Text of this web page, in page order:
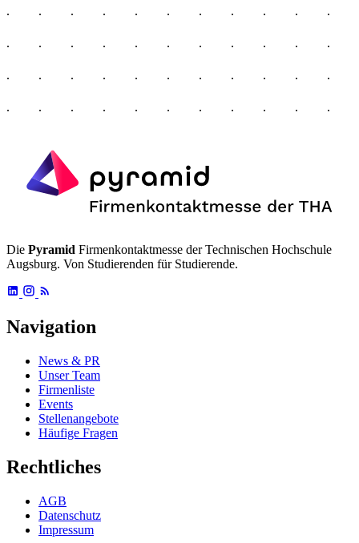
Die Pyramid Firmenkontaktmesse der Technischen Hochschule
Augsburg. Von Studierenden für Studierende.
Navigation
News & PR
Unser Team
Firmenliste
Events
Stellenangebote
Häufige Fragen
Rechtliches
AGB
Datenschutz
Impressum